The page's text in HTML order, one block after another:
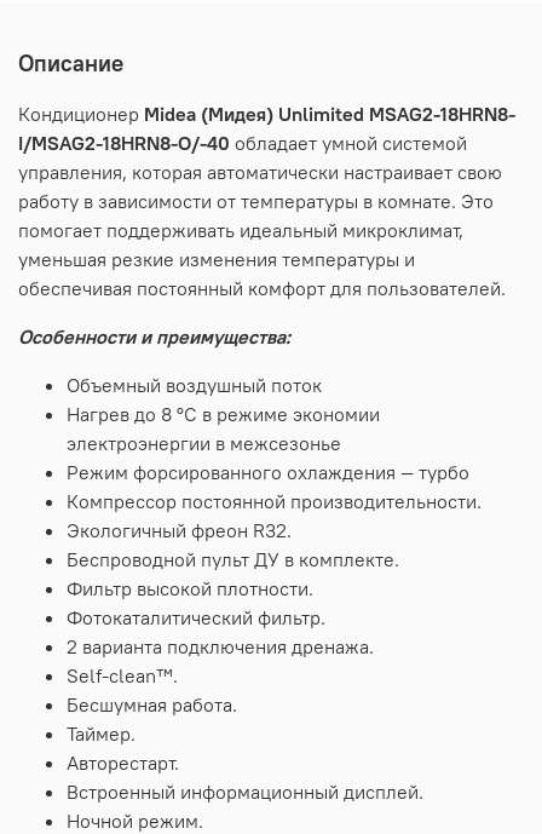
Описание
Кондиционер Midea (Мидея) Unlimited MSAG2-18HRN8-
I/MSAG2-18HRN8-O/-40 обладает умной системой
управления, которая автоматически настраивает свою
работу в зависимости от температуры в комнате. Это
помогает поддерживать идеальный микроклимат,
уменьшая резкие изменения температуры и
обеспечивая постоянный комфорт для пользователей.
Особенности и преимущества:
Объемный воздушный поток
Нагрев до 8 °С в режиме экономии
электроэнергии в межсезонье
Режим форсированного охлаждения — турбо
Компрессор постоянной производительности.
Экологичный фреон R32.
Беспроводной пульт ДУ в комплекте.
Фильтр высокой плотности.
Фотокаталитический фильтр.
2 варианта подключения дренажа.
Self-clean™.
Бесшумная работа.
Таймер.
Авторестарт.
Встроенный информационный дисплей.
Ночной режим.